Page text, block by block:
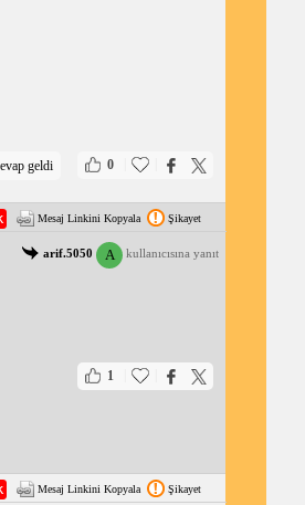
0
geldi
Mesaj Linkini Kopyala Şikayet
arif.5050 A kullanıcısına yanıt
1
Mesaj Linkini Kopyala Şikayet